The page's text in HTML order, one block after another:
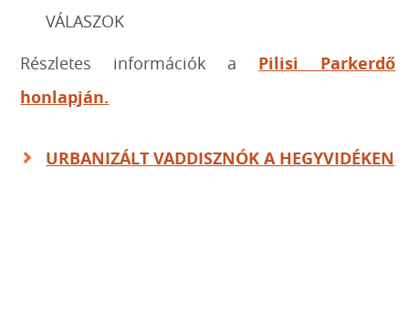
VÁLASZOK
Részletes információk a Pilisi Parkerdő
honlapján.
URBANIZÁLT VADDISZNÓK A HEGYVIDÉKEN